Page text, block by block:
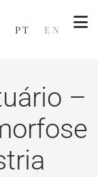
PT EN
–